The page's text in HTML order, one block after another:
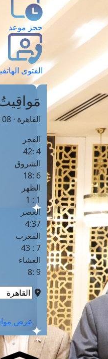
حجز موعد
الفتوى
القاهرة · 08 أغسطس 2026 م
الفجر
4 :42
الشروق
6 :18
الظهر
1 : 1
العصر
4:37
المغرب
7 : 43
العشاء
9 :8
عرض